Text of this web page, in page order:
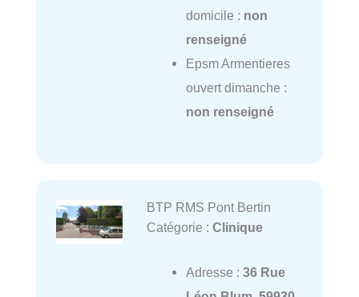
domicile : non
renseigné
Epsm Armentieres
ouvert dimanche :
non renseigné
BTP RMS Pont Bertin
Catégorie : Clinique
Adresse : 36 Rue